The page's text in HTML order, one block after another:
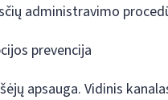
administravimo
prevencija
apsauga. Vidinis